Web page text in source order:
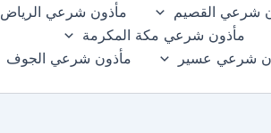
شرعي القصيم
مأذون شرعي الرياض
مأذون شرعي مكة المكرمة
شرعي عسير
مأذون شرعي الجوف